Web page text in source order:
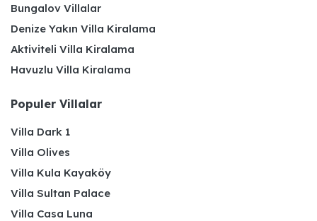
Bungalov Villalar
Denize Yakın Villa Kiralama
Aktiviteli Villa Kiralama
Havuzlu Villa Kiralama
Populer Villalar
Villa Dark 1
Villa Olives
Villa Kula Kayaköy
Villa Sultan Palace
Villa Casa Luna